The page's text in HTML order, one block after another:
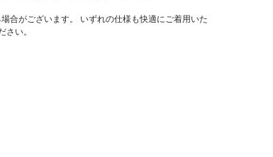
合がございます。 いずれの仕様も快適にご着用いた
さい。